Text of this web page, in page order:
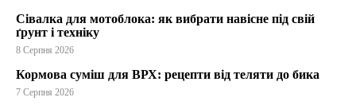
Сівалка для мотоблока: як вибрати навісне під свій
ґрунт і техніку
8 Серпня 2026
Кормова суміш для ВРХ: рецепти від теляти до бика
7 Серпня 2026